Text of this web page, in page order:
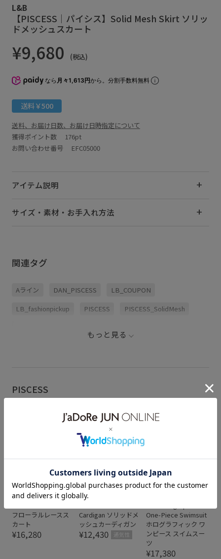
L&B
【PISCESS｜パイシス】Solid Mesh Skirt ソリッ
ドメッシュスカート
¥9,680 (税込)
なら 月々1,613円から。分割手数料無料
送料￥500
送料、お届け日数、お届け日時指定について
獲得ポイント数 176pt
お問い合わせ番号 EFC05000
アイテム説明
サイズ・素材・お手入れ方法
関連タグ
Aライン DAN_PISCESS LB_COUPON
LB_fashionpickup PISCESS PISCESS_SolidMesh
もっと見る
PISCESS
L&B
【PISCESS｜パイシ
フローラルレースス
カート
¥16,280
L&B
【PISCESS｜パイシ
Cardigan ソリッドメ
ッシュカーディガン
¥12,430 通気性
L&B
One-Piece Swimsuit
ホログラフィック ワ
ンピース スイムスー
ツ
¥17,380